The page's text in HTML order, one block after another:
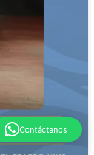
Contáctanos